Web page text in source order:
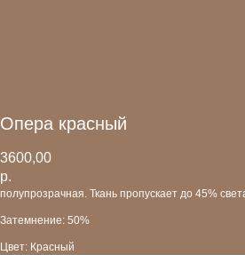
Опера красный
3600,00
р.
полупрозрачная. Ткань пропускает до 45%
Затемнение: 50%
Цвет: Красный